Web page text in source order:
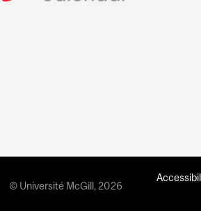
© Université McGill, 2026